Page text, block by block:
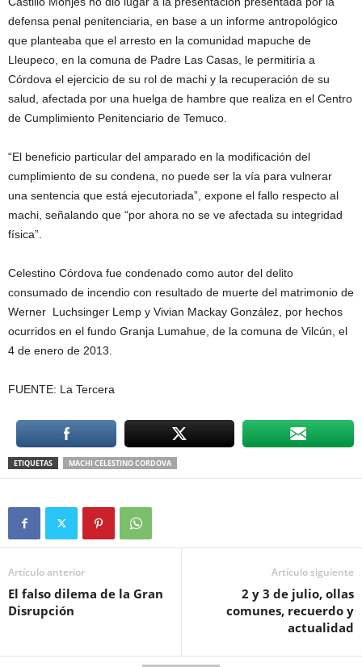
defensa penal penitenciaria, en base a un informe antropológico
que planteaba que el arresto en la comunidad mapuche de
Lleupeco, en la comuna de Padre Las Casas, le permitiría a
Córdova el ejercicio de su rol de machi y la recuperación de su
salud, afectada por una huelga de hambre que realiza en el Centro
de Cumplimiento Penitenciario de Temuco.
“El beneficio particular del amparado en la modificación del
cumplimiento de su condena, no puede ser la vía para vulnerar
una sentencia que está ejecutoriada”, expone el fallo respecto al
machi, señalando que “por ahora no se ve afectada su integridad
física”.
Celestino Córdova fue condenado como autor del delito
consumado de incendio con resultado de muerte del matrimonio de
Werner Luchsinger Lemp y Vivian Mackay González, por hechos
ocurridos en el fundo Granja Lumahue, de la comuna de Vilcún, el
4 de enero de 2013.
FUENTE: La Tercera
ETIQUETAS MACHI CELESTINO CORDOVA
Artículo anterior
El falso dilema de la Gran
Disrupción
Artículo siguiente
2 y 3 de julio, ollas
comunes, recuerdo y
actualidad